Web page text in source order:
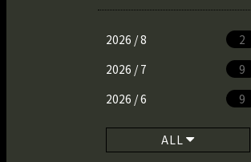
2026 / 8
2
2026 / 7
9
2026 / 6
9
ALL